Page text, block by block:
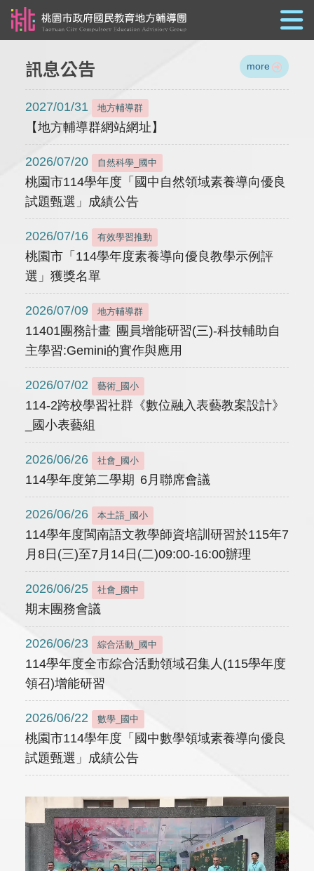
訊息公告 more
2027/01/31 地方輔導群
【地方輔導群網站網址】
2026/07/20 自然科學_國中
桃園市114學年度「國中自然領域素養導向優良
試題甄選」成績公告
2026/07/16 有效學習推動
桃園市「114學年度素養導向優良教學示例評
選」獲獎名單
2026/07/09 地方輔導群
11401團務計畫 團員增能研習(三)-科技輔助自
主學習:Gemini的實作與應用
2026/07/02 藝術_國小
114-2跨校學習社群《數位融入表藝教案設計》
_國小表藝組
2026/06/26 社會_國小
114學年度第二學期 6月聯席會議
2026/06/26 本土語_國小
114學年度閩南語文教學師資培訓研習於115年7
月8日(三)至7月14日(二)09:00-16:00辦理
2026/06/25 社會_國中
期末團務會議
2026/06/23 綜合活動_國中
114學年度全市綜合活動領域召集人(115學年度
領召)增能研習
2026/06/22 數學_國中
桃園市114學年度「國中數學領域素養導向優良
試題甄選」成績公告